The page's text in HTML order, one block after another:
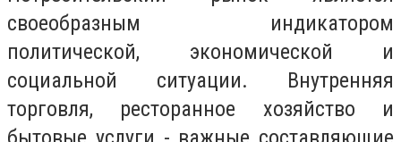
своеобразным индикатором
политической, экономической и
социальной ситуации. Внутренняя
торговля, ресторанное хозяйство и